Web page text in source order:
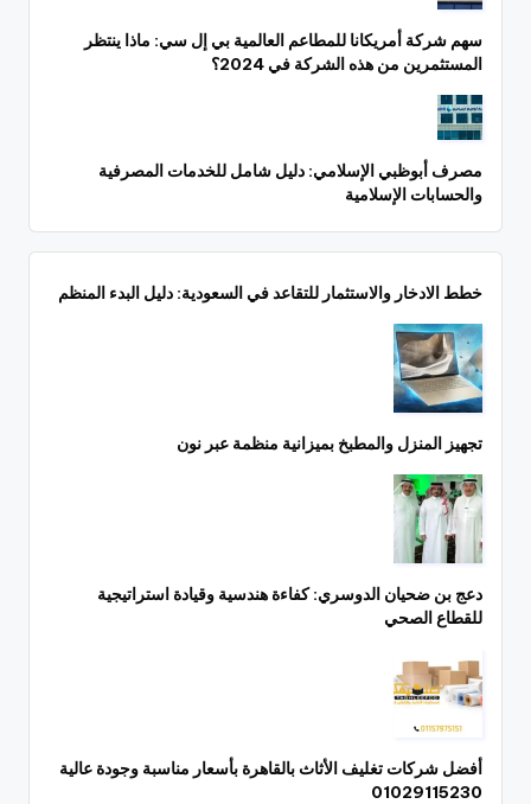
سهم شركة أمريكانا للمطاعم العالمية بي إل سي: ماذا ينتظر
المستثمرين من هذه الشركة في 2024؟
مصرف أبوظبي الإسلامي: دليل شامل للخدمات المصرفية
والحسابات الإسلامية
خطط الادخار والاستثمار للتقاعد في السعودية: دليل البدء المنظم
تجهيز المنزل والمطبخ بميزانية منظمة عبر نون
دعج بن ضحيان الدوسري: كفاءة هندسية وقيادة استراتيجية
للقطاع الصحي
أفضل شركات تغليف الأثاث بالقاهرة بأسعار مناسبة وجودة عالية
01029115230